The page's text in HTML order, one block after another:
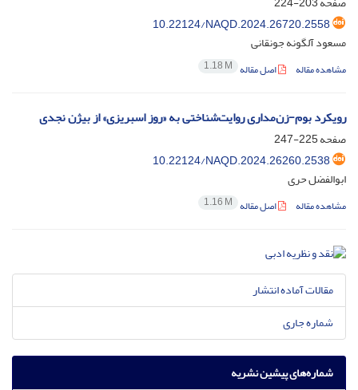
10.22124/NAQD.2024.26720.2558
مسعود آلگونه جونقانی
مشاهده مقاله اصل مقاله 1.18 M
رویکرد بوم-زن‌مداری روایت‌شناختی به «روز اسبریزی» از بیژن نجدی
صفحه225-247
10.22124/NAQD.2024.26260.2538
ابوالفضل حری
مشاهده مقاله اصل مقاله 1.16 M
مقالات آماده انتشار
شماره جاری
شماره‌های پیشین نشریه